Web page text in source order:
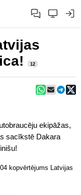
12
ekipāžas,
sacīkstē Dakara
kopvērtējums Latvijas